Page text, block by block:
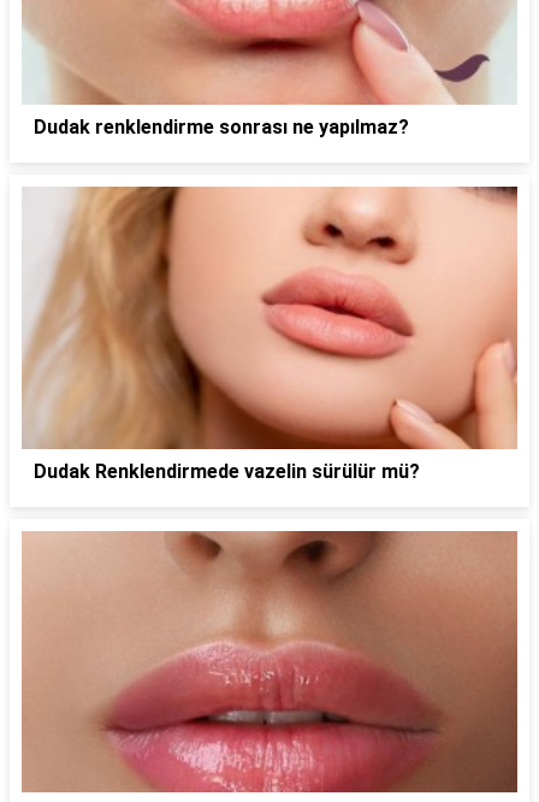
Dudak renklendirme sonrası ne yapılmaz?
Dudak Renklendirmede vazelin sürülür mü?